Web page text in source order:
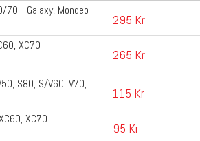
70+ Galaxy, Mondeo
295 Kr
XC70
265 Kr
S80, S/V60, V70,
115 Kr
XC70
95 Kr